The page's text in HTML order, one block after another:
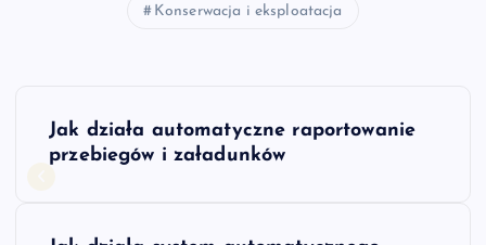
Konserwacja i eksploatacja
NJak działa automatyczne raportowanie
przebiegów i załadunków